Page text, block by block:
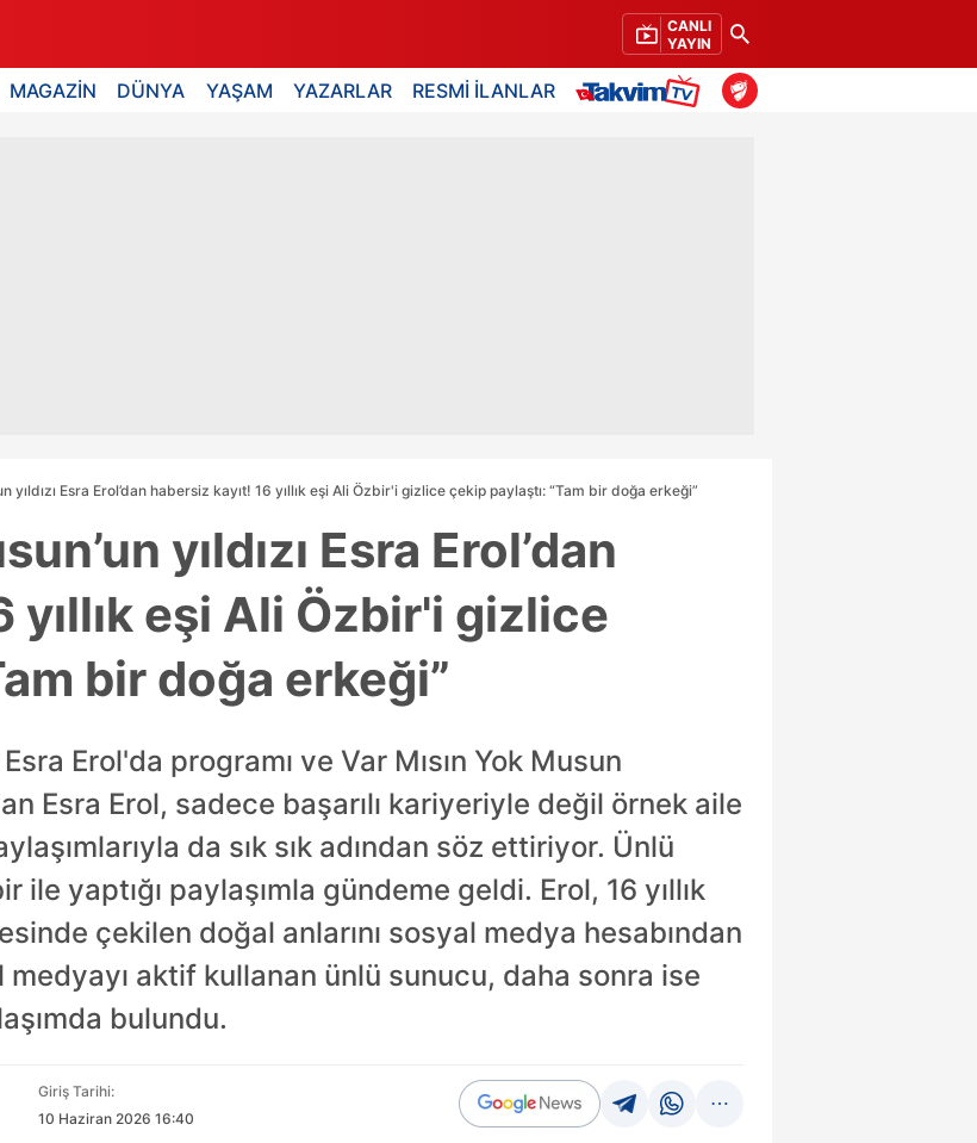
CANLI
YAYIN
MAGAZİN DÜNYA YAŞAM YAZARLAR RESMİ İLANLAR
yıldızı Esra Erol’dan habersiz kayıt! 16 yıllık eşi Ali Özbir'i gizlice çekip paylaştı: “Tam bir doğa erkeği”
yıldızı Esra Erol’dan
yıllık eşi Ali Özbir'i gizlice
bir doğa erkeği”
Erol'da programı ve Var Mısın Yok Musun
Esra Erol, sadece başarılı kariyeriyle değil örnek aile
da sık sık adından söz ettiriyor. Ünlü
yaptığı paylaşımla gündeme geldi. Erol, 16 yıllık
çekilen doğal anlarını sosyal medya hesabından
aktif kullanan ünlü sunucu, daha sonra ise
bulundu.
Giriş Tarihi:
10 Haziran 2026 16:40